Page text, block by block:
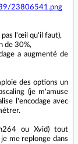
23806541.png
pas l'œil qu'il faut),
de 30%,
a augmenté de
des options un
(je m'amuse
l'encodage avec
ou Xvid) tout
me replonge dans